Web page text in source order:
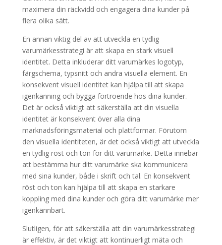
maximera din räckvidd och engagera dina kunder på
flera olika sätt.
En annan viktig del av att utveckla en tydlig
varumärkesstrategi är att skapa en stark visuell
identitet. Detta inkluderar ditt varumärkes logotyp,
färgschema, typsnitt och andra visuella element. En
konsekvent visuell identitet kan hjälpa till att skapa
igenkänning och bygga förtroende hos dina kunder.
Det är också viktigt att säkerställa att din visuella
identitet är konsekvent över alla dina
marknadsföringsmaterial och plattformar. Förutom
den visuella identiteten, är det också viktigt att utveckla
en tydlig röst och ton för ditt varumärke. Detta innebär
att bestämma hur ditt varumärke ska kommunicera
med sina kunder, både i skrift och tal. En konsekvent
röst och ton kan hjälpa till att skapa en starkare
koppling med dina kunder och göra ditt varumärke mer
igenkännbart.
Slutligen, för att säkerställa att din varumärkesstrategi
är effektiv, är det viktigt att kontinuerligt mäta och